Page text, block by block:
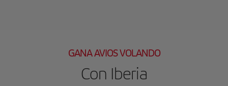
GANA AVIOS VOLANDO
Con Iberia